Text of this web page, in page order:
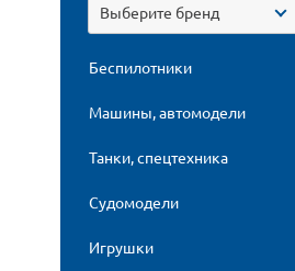
Выберите бренд
Беспилотники
Машины, автомодели
Танки, спецтехника
Судомодели
Игрушки